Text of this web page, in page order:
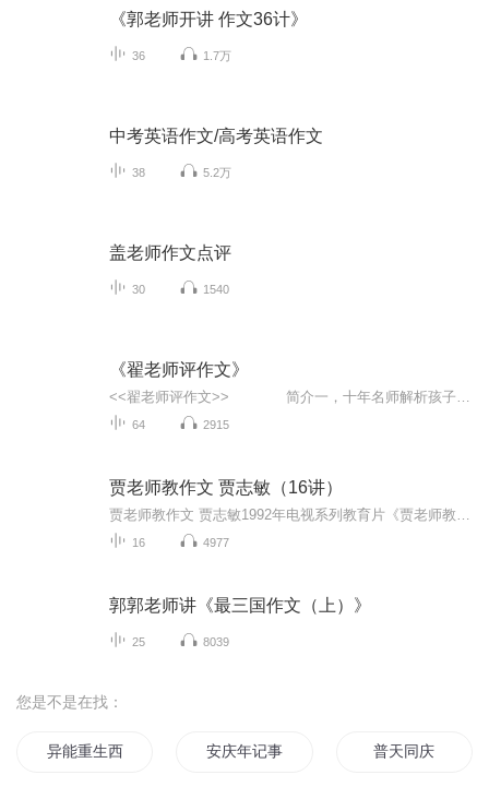
《郭老师开讲 作文36计》
36 1.7万
中考英语作文/高考英语作文
38 5.2万
盖老师作文点评
30 1540
《翟老师评作文》
64 2915
贾老师教作文 贾志敏（16讲）
16 4977
郭郭老师讲《最三国作文（上）》
25 8039
您是不是在找：
异能重生西门庆 安庆年记事 普天同庆